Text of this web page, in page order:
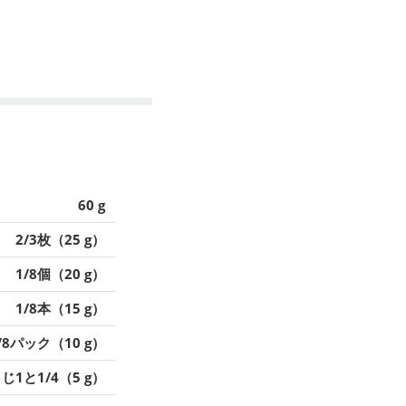
60 g
2/3枚（25 g）
1/8個（20 g）
1/8本（15 g）
パック（10 g）
1と1/4（5 g）